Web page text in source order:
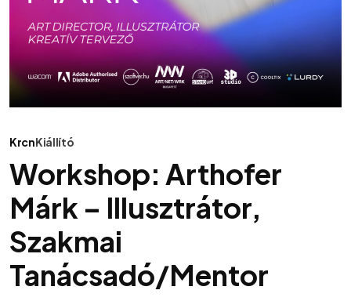
KrcnKiállító
Workshop: Arthofer
Márk – Illusztrátor,
Szakmai
Tanácsadó/Mentor